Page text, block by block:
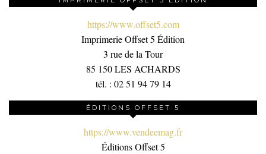
https://www.offset5.com
Imprimerie Offset 5 Édition
3 rue de la Tour
85 150 LES ACHARDS
tél. : 02 51 94 79 14
ÉDITIONS OFFSET 5
https://www.vendeemag.fr
Éditions Offset 5